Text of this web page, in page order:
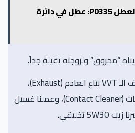
شرح كود العطل P0335: عطل في دائرة
ولزوجته تقيلة جداً.
فكينا بلف الـ VVT بتاع العادم (Exhaust)،
نضفناه بـ منظف إلكترونيات (Contact Cleaner)، وعملنا غسيل